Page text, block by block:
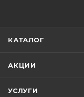
КАТАЛОГ
АКЦИИ
УСЛУГИ